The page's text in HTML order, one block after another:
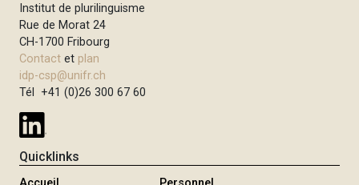
Institut de plurilinguisme
Rue de Morat 24
CH-1700 Fribourg
Contact et plan
idp-csp@unifr.ch
Tél +41 (0)26 300 67 60
Quicklinks